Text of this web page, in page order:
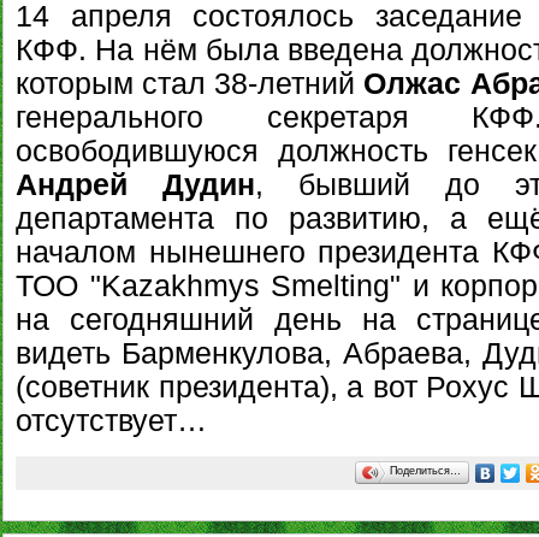
14 апреля состоялось
КФФ. На нём была введена
которым стал 38-летний Олжас
генерального секретаря
освободившуюся должность
Андрей Дудин, бывший до
департамента по развитию, а
началом нынешнего президента
ТОО "Kazakhmys Smelting" и
на сегодняшний день на
видеть Барменкулова, Абраева,
(советник президента), а вот Рохус
отсутствует…
Поделиться…